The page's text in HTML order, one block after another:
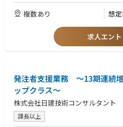
＜やりがい＞
・100年に一度の大変革と言われる時代
となく、多様なバックグラウンドを持つ
・またeVTOLという新たな空のモビリテ
・国内外の関係者と企画段階からお客様
業を推進することにより、新たな空のモ
す。
・法規制や規格の厳しい航空機開発や事
門領域を深めるだけでなく、多角的な視
企画立案力の更なる向上も望めます。
点検の結果は、点検要領に定められた様
る。
【技術的特徴】
標識、照明施設、横断歩道橋橋脚基部（
溝橋橋梁点検において、道路下に埋設さ
小さい施設があり、施設に人が進入して
査用カメラを用いて、動画や写真撮影に
※中途採用募集要項という冊子を準備し
させて頂きます。
複数あり 想
求人エント
発注者支援業務 ～13期連続
ップクラス～
株式会社日建技術コンサルタント
課長以上